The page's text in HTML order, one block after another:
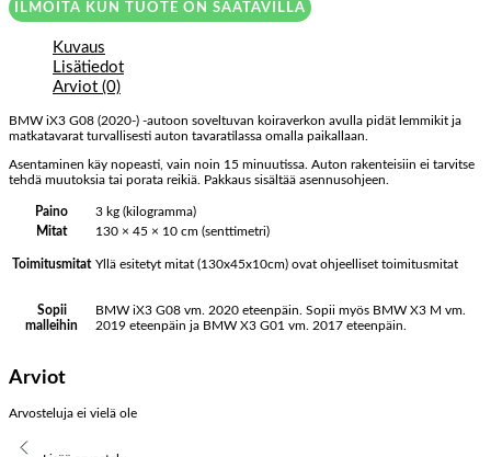
ILMOITA KUN TUOTE ON SAATAVILLA
Kuvaus
Lisätiedot
Arviot (0)
BMW iX3 G08 (2020-) -autoon soveltuvan koiraverkon avulla pidät lemmikit ja
matkatavarat turvallisesti auton tavaratilassa omalla paikallaan.
Asentaminen käy nopeasti, vain noin 15 minuutissa. Auton rakenteisiin ei tarvitse
tehdä muutoksia tai porata reikiä. Pakkaus sisältää asennusohjeen.
Paino
3 kg (kilogramma)
Mitat
130 × 45 × 10 cm (senttimetri)
Toimitusmitat Yllä esitetyt mitat (130x45x10cm) ovat ohjeelliset toimitusmitat
Sopii
malleihin
BMW iX3 G08 vm. 2020 eteenpäin. Sopii myös BMW X3 M vm.
2019 eteenpäin ja BMW X3 G01 vm. 2017 eteenpäin.
Arviot
Arvosteluja ei vielä ole